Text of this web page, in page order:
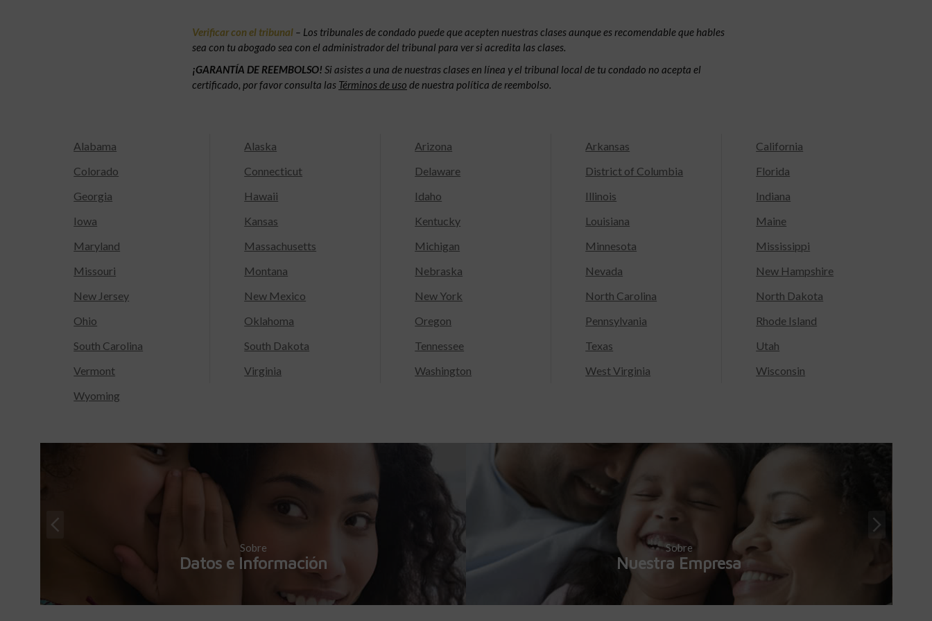
Verificar con el tribunal – Los tribunales de condado puede que acepten nuestras clases aunque es recomendable que hables
sea con tu abogado sea con el administrador del tribunal para ver si acredita las clases.
¡GARANTÍA DE REEMBOLSO! Si asistes a una de nuestras clases en línea y el tribunal local de tu condado no acepta el
certificado, por favor consulta las Términos de uso de nuestra política de reembolso.
Alabama Alaska Arizona Arkansas
California
Colorado
Connecticut Delaware District of Columbia
Florida
Georgia
Hawaii Idaho Illinois
Indiana
Iowa
Kansas Kentucky Louisiana
Maine
Maryland
Massachusetts Michigan Minnesota
Mississippi
Missouri
Montana Nebraska Nevada
New Hampshire
New Jersey
New Mexico New York North Carolina
North Dakota
Ohio
Oklahoma Oregon Pennsylvania
Rhode Island
South Carolina
South Dakota Tennessee Texas
Utah
Vermont
Virginia Washington West Virginia
Wisconsin
Wyoming
Sobre
Datos e Información
Sobre
Nuestra Empresa